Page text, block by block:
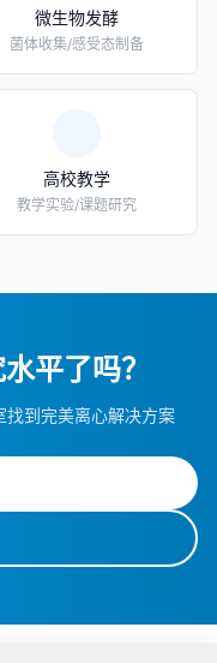
微生物发酵
菌体收集/感受态制备
高校教学
教学实验/课题研究
平了吗？
找到完美离心解决方案